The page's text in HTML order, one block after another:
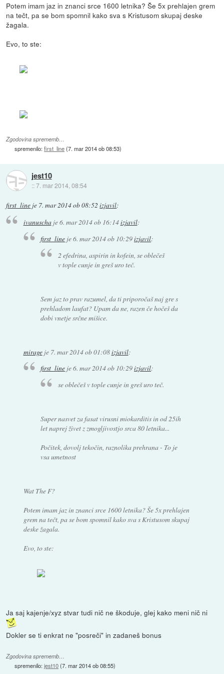
Potem imam jaz in znanci srce 1600 letnika? Še 5x prehlajen grem
na tečt, pa se bom spomnil kako sva s Kristusom skupaj deske
žagala.
Evo, to ste:
Zgodovina sprememb…
spremenilo:first_line(7. mar 2014 ob 08:53)
jest10
::7. mar 2014, 08:54
first_line je 7. mar 2014 ob 08:52 izjavil:
ivanuschaje6. mar 2014 ob 16:14izjavil:
first_line je6. mar 2014 ob 10:29izjavil:
2 efedrina, aspirin in kofein, se oblečeš
v tople cunje in greš uro teč.
Sem jaz to prav razumel, da ti priporočaš naj gre s
prehladom laufat? Upam da ne, razen če hočeš da
dobi vnetje srčne mišice.
mirageje 7. mar 2014 ob 01:08izjavil:
first_line je6. mar 2014 ob 10:29izjavil:
se oblečeš v tople cunje in greš uro teč.
Super nasvet za fasat virusni miokarditis in od 25ih
let naprej živet z zmogljivostjo srca 80 letnika...
Počitek, dovolj tekočin, raznolika prehrana - To je
vsa umetnost
Wat The F?
Potem imam jaz in znanci srce 1600 letnika? Še 5x prehlajen
grem na tečt, pa se bom spomnil kako sva s Kristusom skupaj
deske žagala.
Evo, to ste:
Ja saj kajenje/xyz stvar tudi nič ne škoduje, glej kako meni nič ni
Dokler se ti enkrat ne "posreči" in zadaneš bonus
Zgodovina sprememb…
spremenilo:jest10(7. mar 2014 ob 08:55)